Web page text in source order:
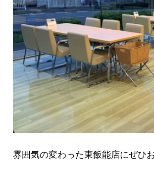
雰囲気の変わった東飯能店にぜひ